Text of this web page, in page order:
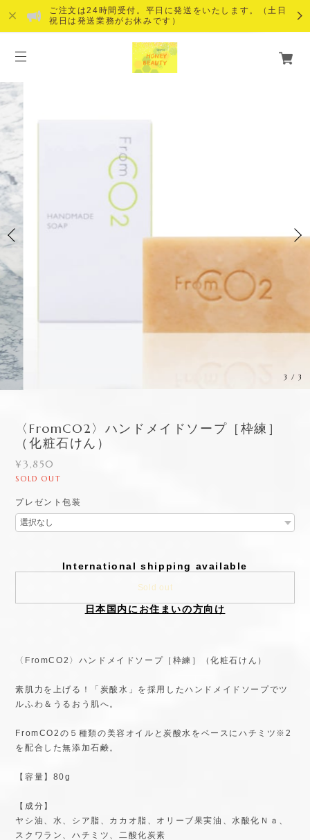
ご注文は24時間受付。平日に発送をいたします。（土日
祝日は発送業務がお休みです）
3 /3
〈FromCO2〉ハンドメイドソープ［枠練］
（化粧石けん）
¥3,850
SOLD OUT
プレゼント包装
International shipping available
Sold out
日本国内にお住まいの方向け
〈FromCO2〉ハンドメイドソープ［枠練］（化粧石けん）
素肌力を上げる！「炭酸水」を採用したハンドメイドソープでツ
ルふわ＆うるおう肌へ。
FromCO2の５種類の美容オイルと炭酸水をベースにハチミツ※2
を配合した無添加石鹸。
【容量】80g
【成分】
ヤシ油、水、シア脂、カカオ脂、オリーブ果実油、水酸化Ｎａ、
スクワラン、ハチミツ、二酸化炭素